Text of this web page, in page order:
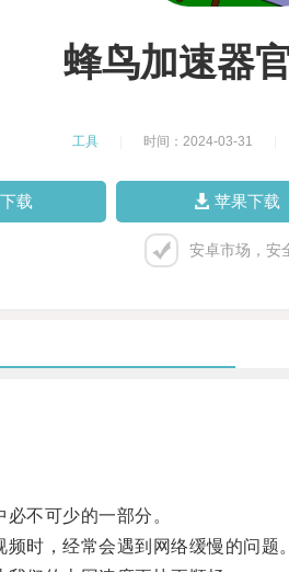
蜂鸟加速器
工具 时间：2024-03-31
载 苹果下载
安卓市场，安
不可少的一部分。
时，经常会遇到网络缓慢的问题。